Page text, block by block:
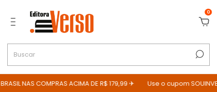
0
NAS COMPRAS ACIMA DE R$ 179,99 ✈ Use o cupom